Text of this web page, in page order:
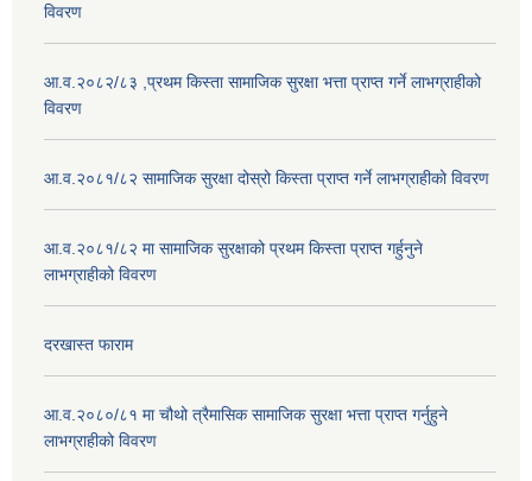
विवरण
आ.व.२०८२/८३ ,प्रथम किस्ता सामाजिक सुरक्षा भत्ता प्राप्त गर्ने लाभग्राहीको
विवरण
आ.व.२०८१/८२ सामाजिक सुरक्षा दोस्रो किस्ता प्राप्त गर्ने लाभग्राहीको विवरण
आ.व.२०८१/८२ मा सामाजिक सुरक्षाको प्रथम किस्ता प्राप्त गर्हुनुने
लाभग्राहीको विवरण
दरखास्त फाराम
आ.व.२०८०/८१ मा चौथो त्रैमासिक सामाजिक सुरक्षा भत्ता प्राप्त गर्नुहुने
लाभग्राहीको विवरण